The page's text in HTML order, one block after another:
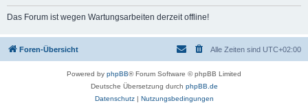
Das Forum ist wegen Wartungsarbeiten derzeit offline!
Foren-Übersicht Alle Zeiten sind UTC+02:00
Powered by phpBB® Forum Software © phpBB Limited
Deutsche Übersetzung durch phpBB.de
Datenschutz| Nutzungsbedingungen